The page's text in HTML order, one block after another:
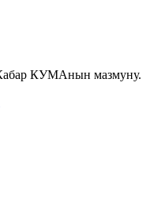
КУМАнын мазмуну.